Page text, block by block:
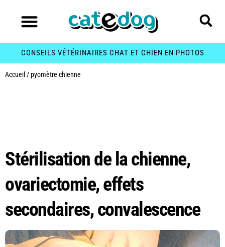
CONSEILS VÉTÉRINAIRES CHAT ET CHIEN EN PHOTOS
Accueil /pyomètre chienne
Stérilisation de la chienne,
ovariectomie, effets
secondaires, convalescence